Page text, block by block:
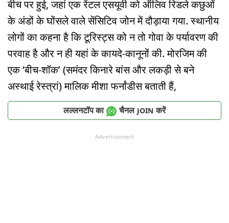
बीच पर हुई, जहां एक रेंटल एसयूवी को ऑलिव रिडले कछुओं
के अंडों के घोंसले वाले सेंसिटिव जोन में दौड़ाया गया. स्थानीय
लोगों का कहना है कि टूरिस्ट्स को न तो गोवा के पर्यावरण की
परवाह है और न ही यहां के कायदे-कानूनों की. मोरजिम की
एक ‘बीच-शॉक’ (समंदर किनारे बांस और लकड़ी से बने
अस्थाई रेस्त्रां) मालिक मीशा फर्नांडीस बताती हैं,
लल्लनटॉप का चैनल JOIN करें
Advertisement